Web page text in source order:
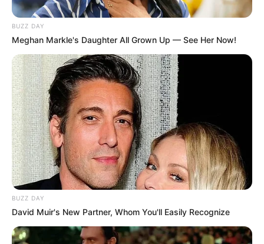
BUZZ DAY
Meghan Markle's Daughter All Grown Up — See Her Now!
BUZZ DAY
David Muir's New Partner, Whom You'll Easily Recognize